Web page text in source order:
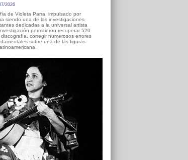
2026
de Violeta Parra, impulsado por
siendo una de las investigaciones
dedicadas a la universal artista
permitieron recuperar 520
corregir numerosos errores
sobre una de las figuras